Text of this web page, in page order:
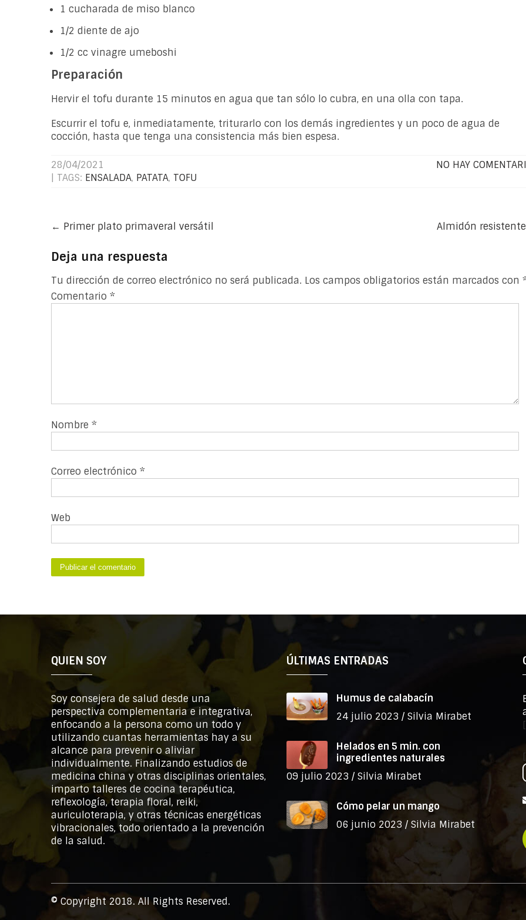
1 cucharada de miso blanco
1/2 diente de ajo
1/2 cc vinagre umeboshi
Preparación
Hervir el tofu durante 15 minutos en agua que tan sólo lo cubra, en una olla con tapa.
Escurrir el tofu e, inmediatamente, triturarlo con los demás ingredientes y un poco de agua de
cocción, hasta que tenga una consistencia más bien espesa.
28/04/2021
NO HAY
| TAGS: ENSALADA, PATATA, TOFU
Post
navigation
← Primer plato primaveral versátil Almidón
Deja una respuesta
Tu dirección de correo electrónico no será publicada. Los campos obligatorios están marcados con
Comentario *
Nombre *
Correo electrónico *
Web
QUIEN SOY
Soy consejera de salud desde una
perspectiva complementaria e integrativa,
enfocando a la persona como un todo y
utilizando cuantas herramientas hay a su
alcance para prevenir o aliviar
individualmente. Finalizando estudios de
medicina china y otras disciplinas orientales,
imparto talleres de cocina terapéutica,
reflexología, terapia floral, reiki,
auriculoterapia, y otras técnicas energéticas
vibracionales, todo orientado a la prevención
de la salud.
ÚLTIMAS ENTRADAS
Humus de calabacín
24 julio 2023 /Silvia Mirabet
Helados en 5 min. con
ingredientes naturales
09 julio 2023 /Silvia Mirabet
Cómo pelar un mango
06 junio 2023 /Silvia Mirabet
© Copyright 2018. All Rights Reserved.